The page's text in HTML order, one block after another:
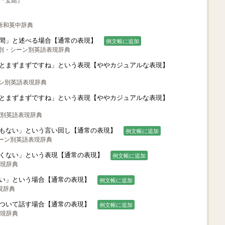
和英中辞典
」と述べる場合【通常の表現】 例文帳に追加
・シーン別英語表現辞典
まずまずですね」という表現【ややカジュアルな表現】
別英語表現辞典
まずまずですね」という表現【ややカジュアルな表現】
英語表現辞典
ない」という言い回し【通常の表現】 例文帳に追加
ン別英語表現辞典
ない」という表現【通常の表現】 例文帳に追加
辞典
」という場合【通常の表現】 例文帳に追加
辞典
いて話す場合【通常の表現】 例文帳に追加
辞典